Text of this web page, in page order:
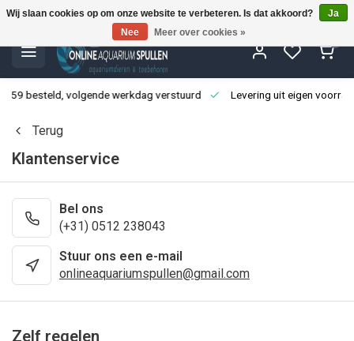
besteld, volgende werkdag verstuurd Levering uit eigen
Terug
Klantenservice
Bel ons
(+31) 0512 238043
Stuur ons een e-mail
onlineaquariumspullen@gmail.com
Zelf regelen
Wij slaan cookies op om onze website te verbeteren. Is dat akkoord?
Ja
Nee
Meer over cookies »